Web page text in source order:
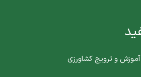
و ترویج کشاورزی